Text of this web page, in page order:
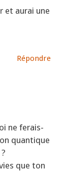
et aurai une
Répondre
ne ferais-
quantique
que ton